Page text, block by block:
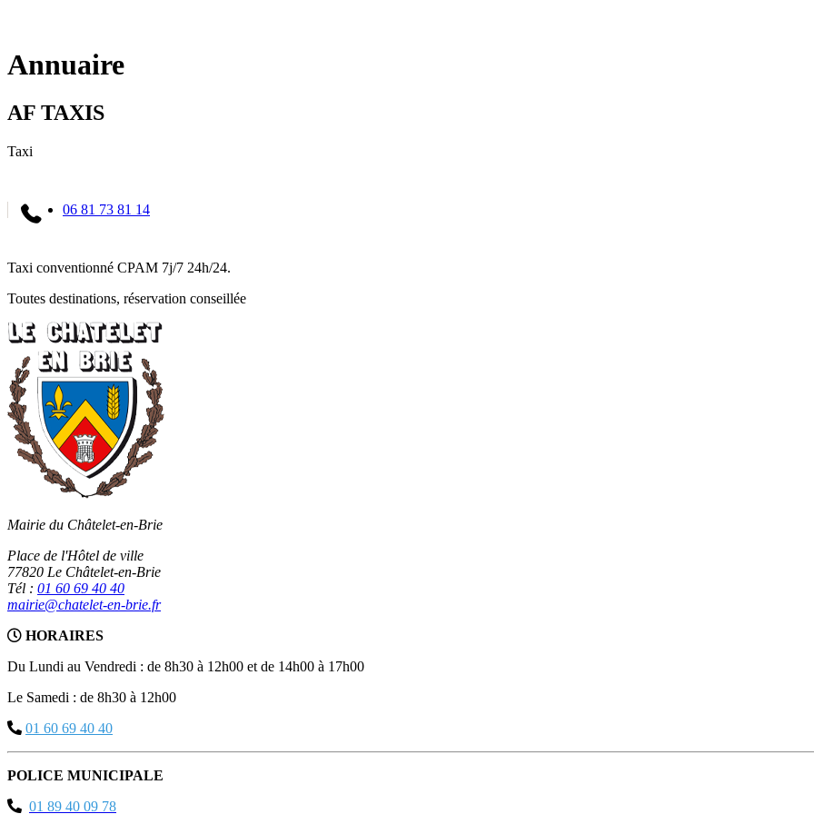
Annuaire
AF TAXIS
Taxi
06 81 73 81 14
Taxi conventionné CPAM 7j/7 24h/24.
Toutes destinations, réservation conseillée
Mairie du Châtelet-en-Brie
Place de l'Hôtel de ville
77820 Le Châtelet-en-Brie
Tél : 01 60 69 40 40
mairie@chatelet-en-brie.fr
HORAIRES
Du Lundi au Vendredi : de 8h30 à 12h00 et de 14h00 à 17h00
Le Samedi : de 8h30 à 12h00
01 60 69 40 40
POLICE MUNICIPALE
01 89 40 09 78